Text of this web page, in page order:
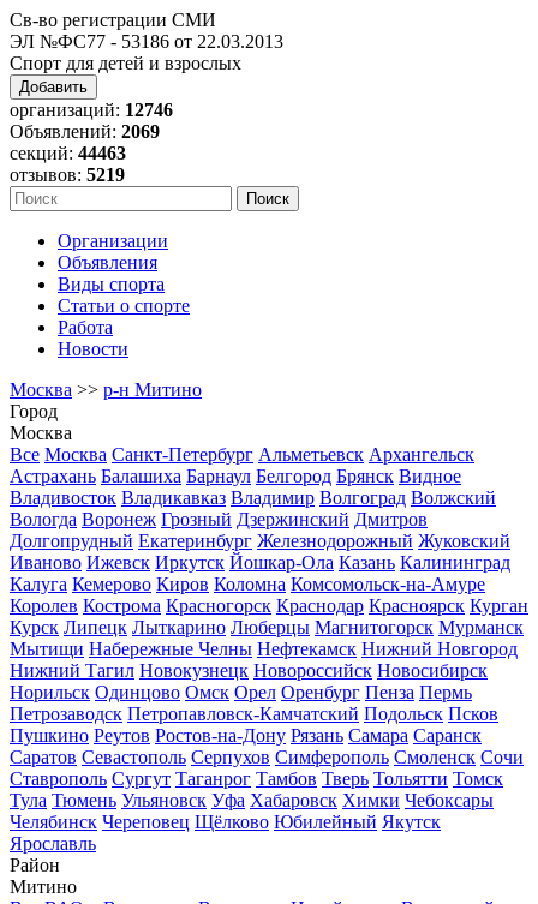
Св-во регистрации СМИ
ЭЛ №ФС77 - 53186 от 22.03.2013
Спорт для детей и взрослых
Добавить
организаций: 12746
Объявлений: 2069
секций: 44463
отзывов: 5219
Организации
Объявления
Виды спорта
Статьи о спорте
Работа
Новости
Москва >> р-н Митино
Город
Москва
Все Москва Санкт-Петербург Альметьевск Архангельск
Астрахань Балашиха Барнаул Белгород Брянск Видное
Владивосток Владикавказ Владимир Волгоград Волжский
Вологда Воронеж Грозный Дзержинский Дмитров
Долгопрудный Екатеринбург Железнодорожный Жуковский
Иваново Ижевск Иркутск Йошкар-Ола Казань Калининград
Калуга Кемерово Киров Коломна Комсомольск-на-Амуре
Королев Кострома Красногорск Краснодар Красноярск Курган
Курск Липецк Лыткарино Люберцы Магнитогорск Мурманск
Мытищи Набережные Челны Нефтекамск Нижний Новгород
Нижний Тагил Новокузнецк Новороссийск Новосибирск
Норильск Одинцово Омск Орел Оренбург Пенза Пермь
Петрозаводск Петропавловск-Камчатский Подольск Псков
Пушкино Реутов Ростов-на-Дону Рязань Самара Саранск
Саратов Севастополь Серпухов Симферополь Смоленск Сочи
Ставрополь Сургут Таганрог Тамбов Тверь Тольятти Томск
Тула Тюмень Ульяновск Уфа Хабаровск Химки Чебоксары
Челябинск Череповец Щёлково Юбилейный Якутск
Ярославль
Район
Митино